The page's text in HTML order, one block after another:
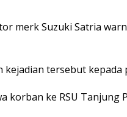
merk Suzuki Satria
kejadian tersebut kepada
korban ke RSU Tanjung